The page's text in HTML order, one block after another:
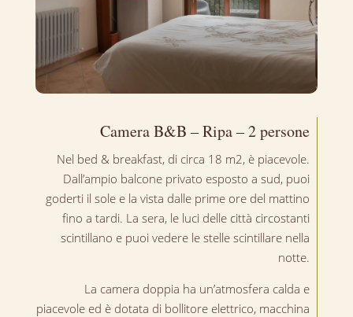
Camera B&B – Ripa – 2 persone
Nel bed & breakfast, di circa 18 m2, è piacevole.
Dall’ampio balcone privato esposto a sud, puoi
goderti il sole e la vista dalle prime ore del mattino
fino a tardi. La sera, le luci delle città circostanti
scintillano e puoi vedere le stelle scintillare nella
notte.
La camera doppia ha un’atmosfera calda e
piacevole ed è dotata di bollitore elettrico, macchina